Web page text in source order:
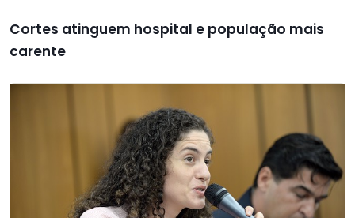
Cortes atinguem hospital e população mais
carente